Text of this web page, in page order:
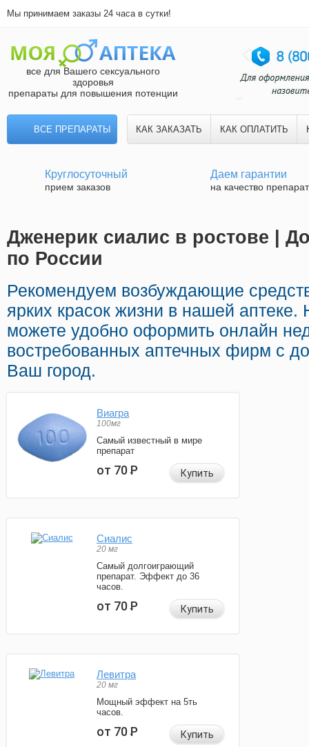
Мы принимаем заказы 24 часа в сутки!
все для Вашего сексуального
здоровья
препараты для повышения потенции
ВСЕ ПРЕПАРАТЫ КАК ЗАКАЗАТЬ КАК ОПЛАТИТЬ
Круглосуточный
прием заказов
Даем гарантии
на качество
Дженерик сиалис в ростове |
по России
Рекомендуем возбуждающие
ярких красок жизни в нашей
можете удобно оформить онлайн
востребованных аптечных фирм с
Ваш город.
Виагра
100мг
Самый известный в мире
препарат
от 70Р Купить
Сиалис
20 мг
Самый долгоиграющий
препарат. Эффект до 36
часов.
от 70Р Купить
Левитра
20 мг
Мощный эффект на 5ть
часов.
от 70Р Купить